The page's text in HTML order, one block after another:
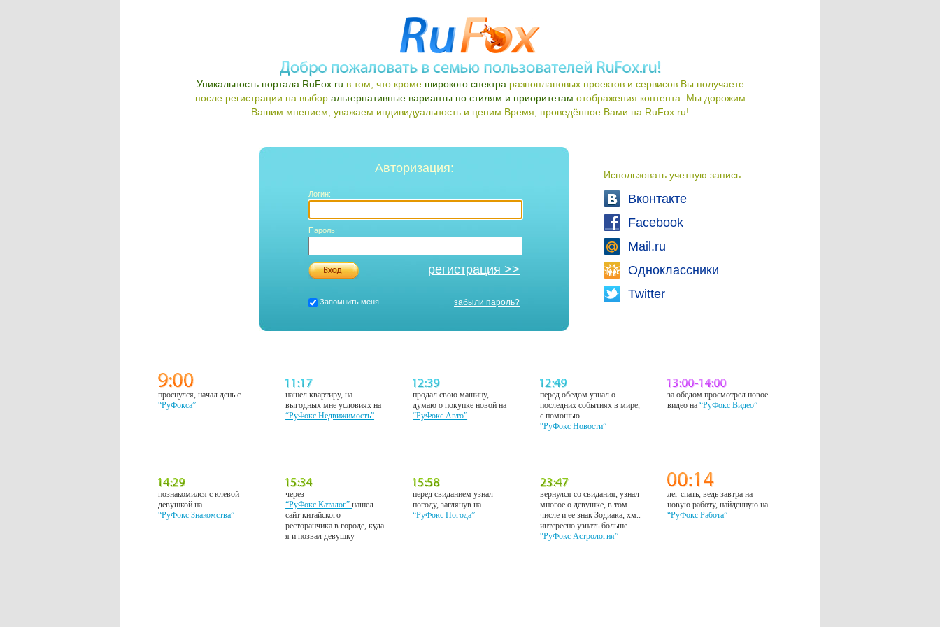
Уникальность портала RuFox.ru в том, что кроме широкого спектра разноплановых проектов и сервисов Вы получаете
после регистрации на выбор альтернативные варианты по стилям и приоритетам отображения контента. Мы дорожим
Вашим мнением, уважаем индивидуальность и ценим Время, проведённое Вами на RuFox.ru!
Использовать учетную запись:
Вконтакте
Facebook
Mail.ru
Одноклассники
Twitter
Авторизация:
Логин:
Пароль:
регистрация >>
Запомнить меня забыли пароль?
проснулся, начал день с
“РуФокса”
нашел квартиру, на
выгодных мне условиях на
“РуФокс Недвижимость”
продал свою машину,
думаю о покупке новой на
“РуФокс Авто”
перед обедом узнал о
последних событиях в мире,
с помошью
“РуФокс Новости”
за обедом просмотрел новое
видео на“РуФокс Видео”
познакомился с клевой
девушкой на
“РуФокс Знакомства”
через
“РуФокс Каталог”нашел
сайт китайского
ресторанчика в городе, куда
я и позвал девушку
перед свиданием узнал
погоду, заглянув на
“РуФокс Погода”
вернулся со свидания, узнал
многое о девушке, в том
числе и ее знак Зодиака, хм..
интересно узнать больше
“РуФокс Астрология”
лег спать, ведь завтра на
новую работу, найденную на
“РуФокс Работа”